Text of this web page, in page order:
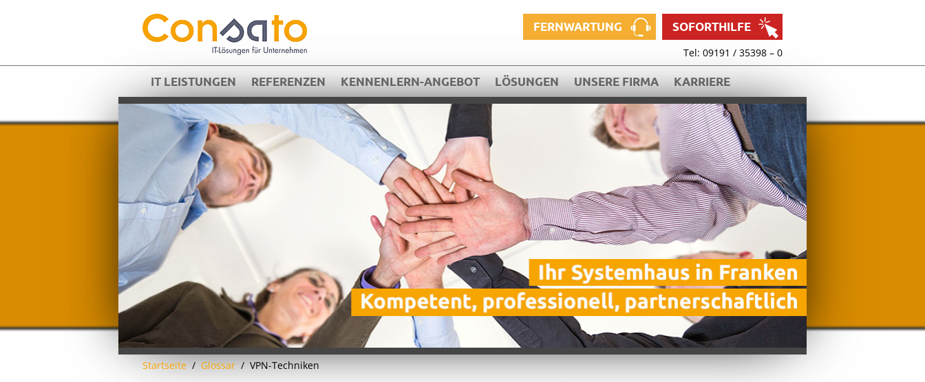
FERNWARTUNG SOFORTHILFE
Tel: 09191 / 35398 – 0
IT LEISTUNGEN REFERENZEN KENNENLERN-ANGEBOT LÖSUNGEN UNSERE FIRMA KARRIERE
Startseite Glossar VPN-Techniken